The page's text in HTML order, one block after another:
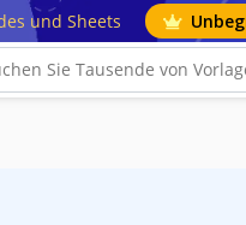
und Sheets